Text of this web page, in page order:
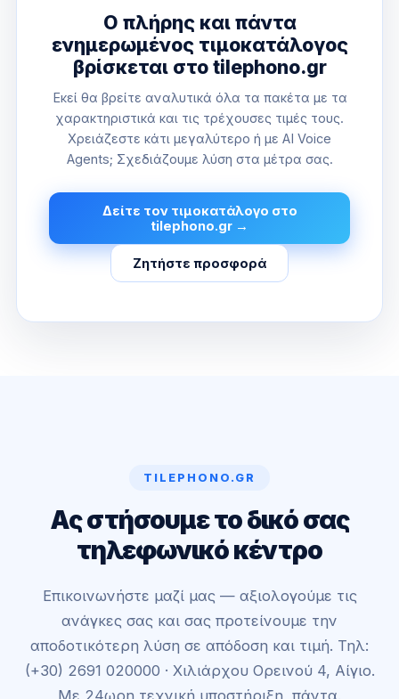
Ο πλήρης και πάντα
ενημερωμένος τιμοκατάλογος
βρίσκεται στο tilephono.gr
Εκεί θα βρείτε αναλυτικά όλα τα πακέτα με τα
χαρακτηριστικά και τις τρέχουσες τιμές τους.
Χρειάζεστε κάτι μεγαλύτερο ή με AI Voice
Agents; Σχεδιάζουμε λύση στα μέτρα σας.
Δείτε τον τιμοκατάλογο στο
tilephono.gr →
Ζητήστε προσφορά
TILEPHONO.GR
Ας στήσουμε το δικό σας
τηλεφωνικό κέντρο
Επικοινωνήστε μαζί μας — αξιολογούμε τις
ανάγκες σας και σας προτείνουμε την
αποδοτικότερη λύση σε απόδοση και τιμή. Τηλ:
(+30) 2691 020000 · Χιλιάρχου Ορεινού 4, Αίγιο.
Με 24ωρη τεχνική υποστήριξη, πάντα.